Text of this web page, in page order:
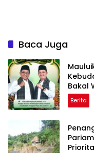
Baca Juga
Bakal
Berita